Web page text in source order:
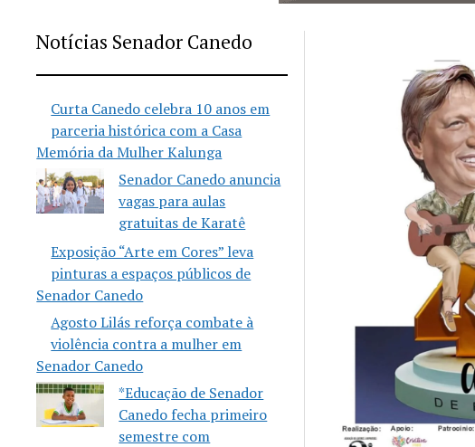
Notícias Senador Canedo
Curta Canedo celebra 10 anos em
parceria histórica com a Casa
Memória da Mulher Kalunga
Senador Canedo anuncia
vagas para aulas
gratuitas de Karatê
Exposição “Arte em Cores” leva
pinturas a espaços públicos de
Senador Canedo
Agosto Lilás reforça combate à
violência contra a mulher em
Senador Canedo
*Educação de Senador
Canedo fecha primeiro
semestre com